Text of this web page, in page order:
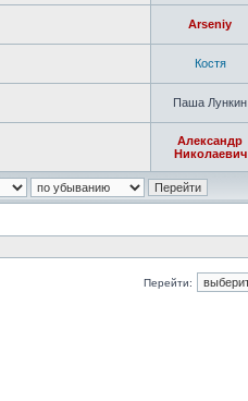
Arseniy
Костя
Паша Лункин
Александр
Николаевич
Перейти: